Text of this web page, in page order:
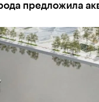
предложила